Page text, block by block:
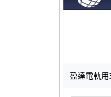
盈達電軌